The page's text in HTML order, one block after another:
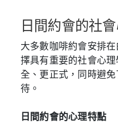
日間約會的社
大多數咖啡約會安排
擇具有重要的社會心
全、更正式，同時避
待。
日間約會的心理特點